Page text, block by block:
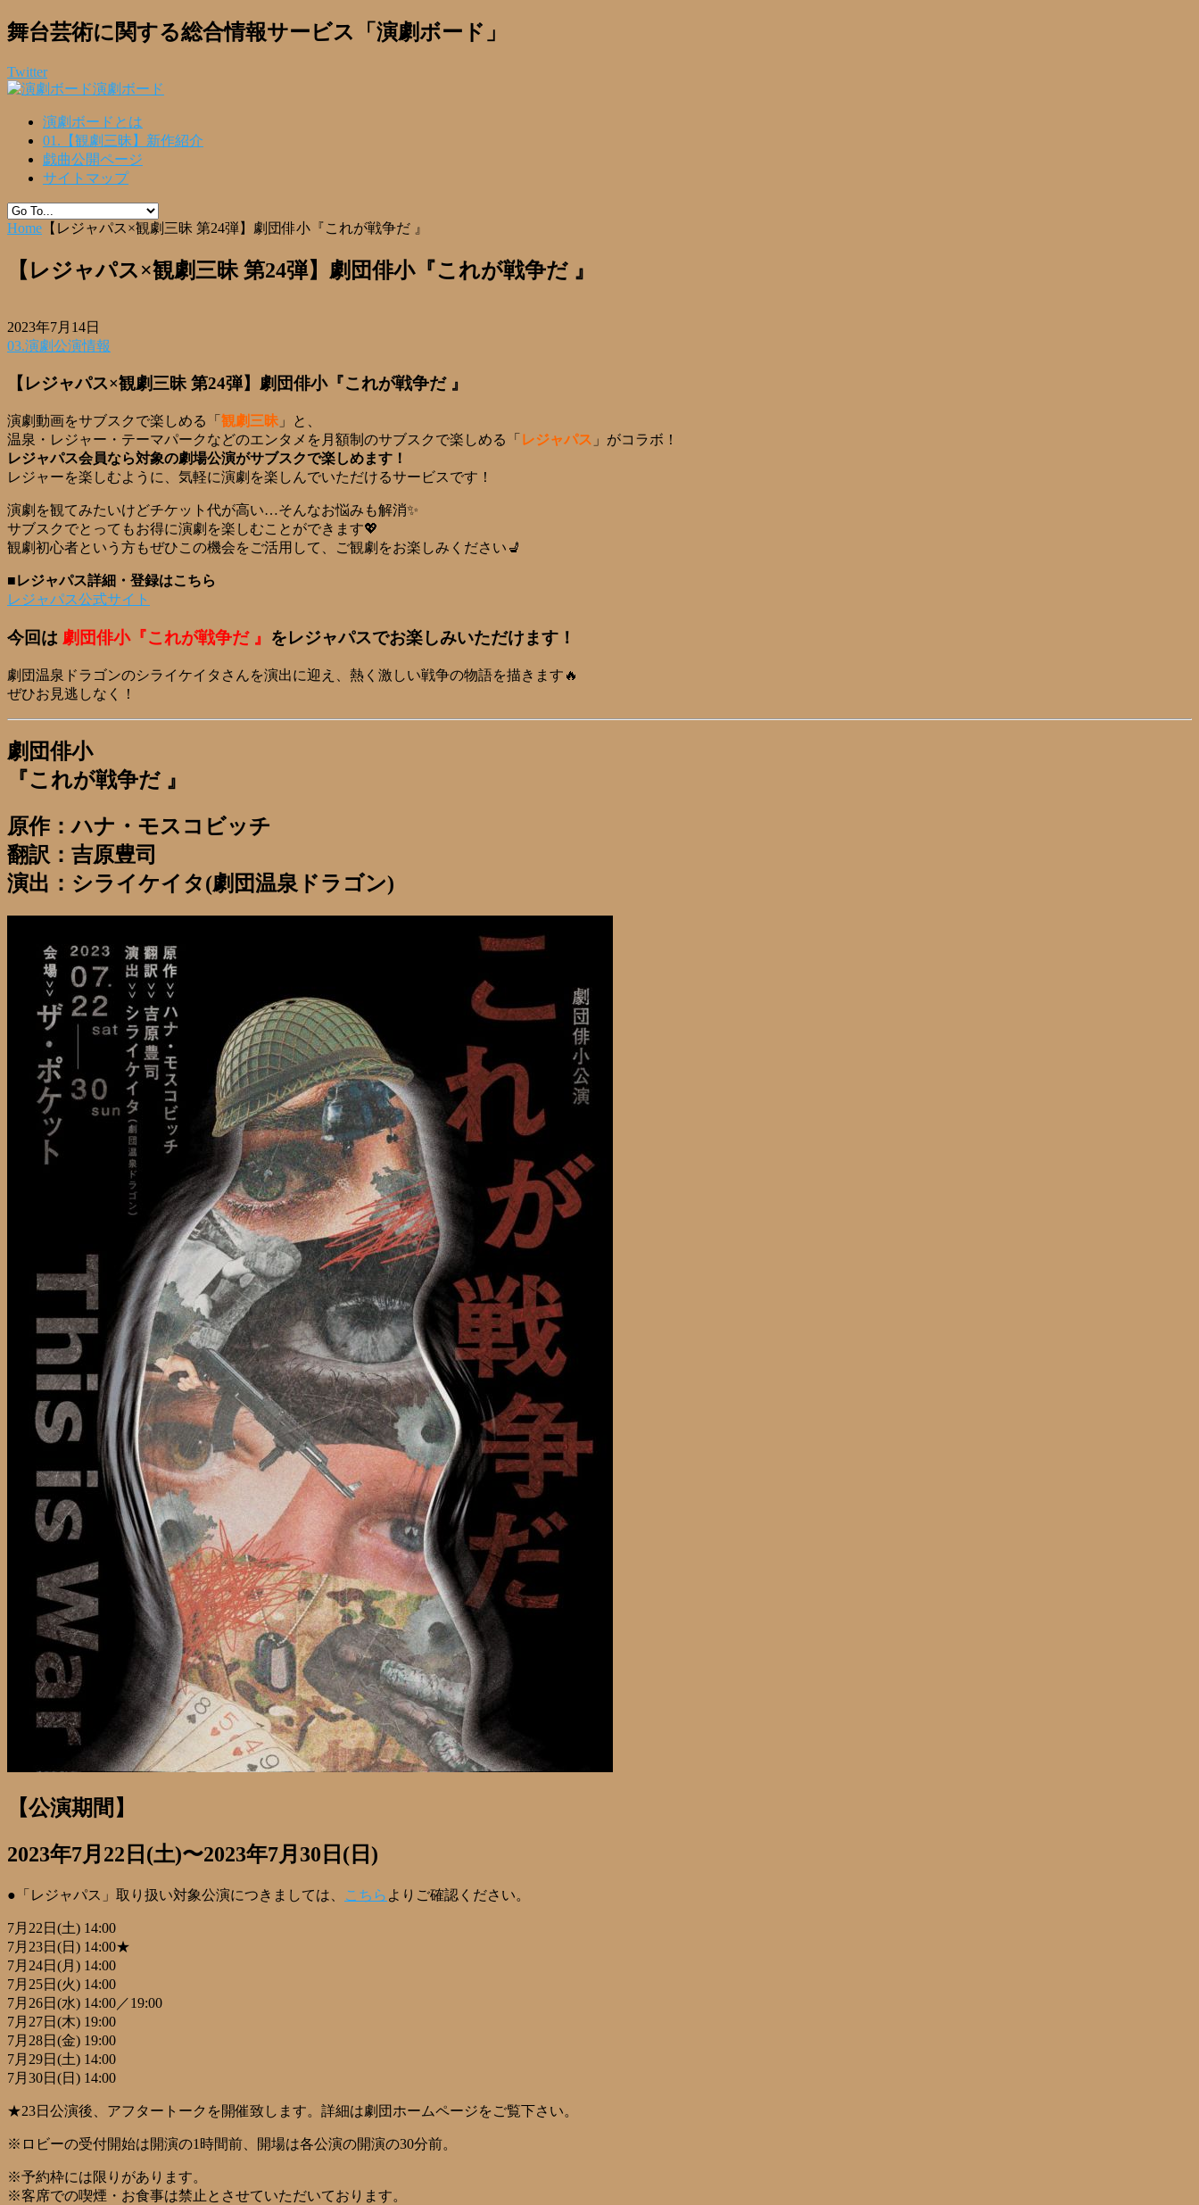
舞台芸術に関する総合情報サービス「演劇ボード」
Twitter
演劇ボード
演劇ボードとは
01.【観劇三昧】新作紹介
戯曲公開ページ
サイトマップ
Home 【レジャパス×観劇三昧 第24弾】劇団俳小『これが戦争だ 』
【レジャパス×観劇三昧 第24弾】劇団俳小『これが戦争だ 』
2023年7月14日
03.演劇公演情報
【レジャパス×観劇三昧 第24弾】劇団俳小『これが戦争だ 』
演劇動画をサブスクで楽しめる「 観劇三昧 」と、
温泉・レジャー・テーマパークなどのエンタメを月額制のサブスクで楽しめる「 レジャパス 」がコラボ！
レジャパス会員なら対象の劇場公演がサブスクで楽しめます！
レジャーを楽しむように、気軽に演劇を楽しんでいただけるサービスです！
演劇を観てみたいけどチケット代が高い…そんなお悩みも解消✨
サブスクでとってもお得に演劇を楽しむことができます💖
観劇初心者という方もぜひこの機会をご活用して、ご観劇をお楽しみください💺
■レジャパス詳細・登録はこちら
レジャパス公式サイト
今回は 劇団俳小『これが戦争だ 』 をレジャパスでお楽しみいただけます！
劇団温泉ドラゴンのシライケイタさんを演出に迎え、熱く激しい戦争の物語を描きます🔥
ぜひお見逃しなく！
劇団俳小
『これが戦争だ 』
原作：ハナ・モスコビッチ
翻訳：吉原豊司
演出：シライケイタ(劇団温泉ドラゴン)
【公演期間】
2023年7月22日(土)〜2023年7月30日(日)
●「レジャパス」取り扱い対象公演につきましては、 こちら よりご確認ください。
7月22日(土) 14:00
7月23日(日) 14:00★
7月24日(月) 14:00
7月25日(火) 14:00
7月26日(水) 14:00／19:00
7月27日(木) 19:00
7月28日(金) 19:00
7月29日(土) 14:00
7月30日(日) 14:00
★23日公演後、アフタートークを開催致します。詳細は劇団ホームページをご覧下さい。
※ロビーの受付開始は開演の1時間前、開場は各公演の開演の30分前。
※予約枠には限りがあります。
※客席での喫煙・お食事は禁止とさせていただいております。